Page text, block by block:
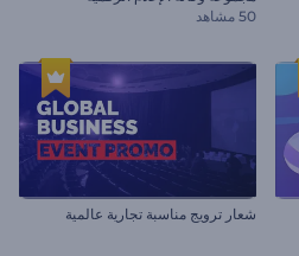
50 مشاهد
شعار ترويج مناسبة تجارية عالمية